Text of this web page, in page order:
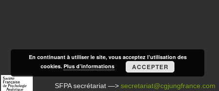
SFPA secrétariat —>secretariat@cgjungfrance.com
En continuant à utiliser le site, vous acceptez l’utilisation des
cookies.Plus d’informations ACCEPTER